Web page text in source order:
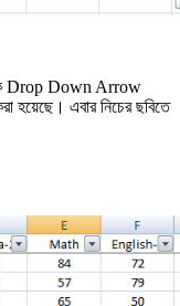
Drop Down Arrow
এবার নিচের ছবিতে